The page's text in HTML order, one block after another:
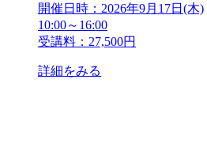
開催日時：2026年9月17日(木)
10:00～16:00
受講料：27,500円
詳細をみる